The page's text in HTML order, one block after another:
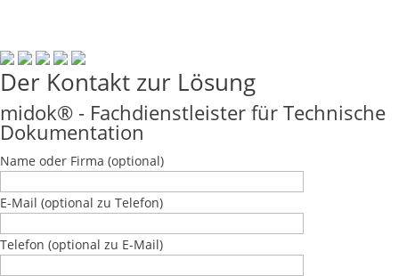
Der Kontakt zur Lösung
midok® - Fachdienstleister für Technische
Dokumentation
Name oder Firma (optional)
E-Mail (optional zu Telefon)
Telefon (optional zu E-Mail)